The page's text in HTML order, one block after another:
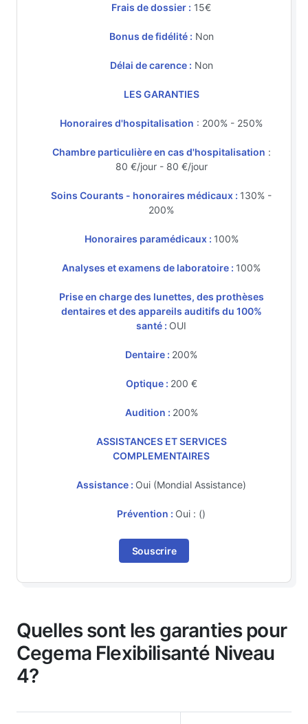
Frais de dossier : 15€
Bonus de fidélité : Non
Délai de carence : Non
LES GARANTIES
Honoraires d'hospitalisation : 200% - 250%
Chambre particulière en cas d'hospitalisation :
80 €/jour - 80 €/jour
Soins Courants - honoraires médicaux : 130% -
200%
Honoraires paramédicaux : 100%
Analyses et examens de laboratoire : 100%
Prise en charge des lunettes, des prothèses
dentaires et des appareils auditifs du 100%
santé : OUI
Dentaire : 200%
Optique : 200 €
Audition : 200%
ASSISTANCES ET SERVICES
COMPLEMENTAIRES
Assistance : Oui (Mondial Assistance)
Prévention : Oui : ()
Souscrire
Quelles sont les garanties pour
Cegema Flexibilisanté Niveau
4?